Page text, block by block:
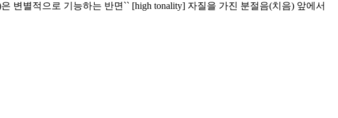
변별적으로 기능하는 반면`` [high tonality] 자질을 가진 분절음(치음) 앞에서